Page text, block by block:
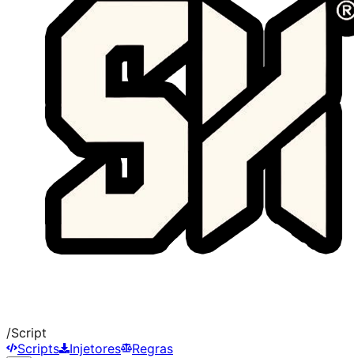
/Script
Scripts
Injetores Regras